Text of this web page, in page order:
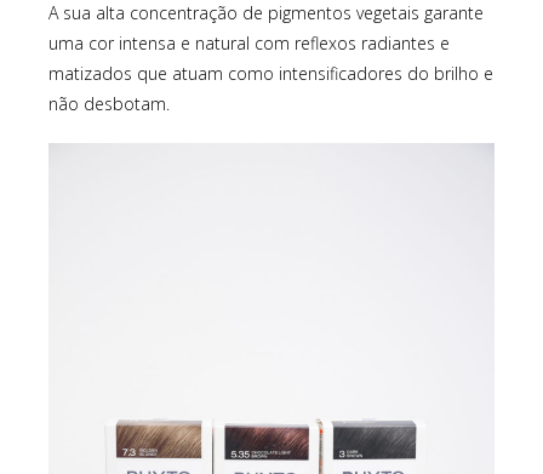
A sua alta concentração de pigmentos vegetais garante
uma cor intensa e natural com reflexos radiantes e
matizados que atuam como intensificadores do brilho e
não desbotam.